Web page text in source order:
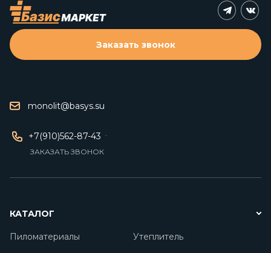
monolit@basys.su
+7(910)562-87-43
ЗАКАЗАТЬ ЗВОНОК
Заказать звонок
КАТАЛОГ
Пиломатериалы
Утеплитель